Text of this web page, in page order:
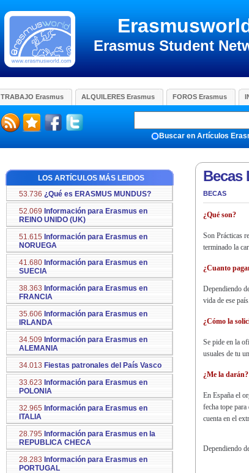
Erasmus Student
TRABAJO Erasmus ALQUILERES Erasmus FOROS Erasmus
Buscar en Artículos
LOS ARTÍCULOS MÁS LEIDOS
53.736 ¿Qué es ERASMUS MUNDUS?
52.069 Información para Erasmus en
REINO UNIDO (UK)
51.615 Información para Erasmus en
NORUEGA
41.680 Información para Erasmus en
SUECIA
38.363 Información para Erasmus en
FRANCIA
35.606 Información para Erasmus en
IRLANDA
34.509 Información para Erasmus en
ALEMANIA
34.013 Fiestas patronales del País Vasco
33.623 Información para Erasmus en
POLONIA
32.965 Información para Erasmus en
ITALIA
28.795 Información para Erasmus en la
REPUBLICA CHECA
28.283 Información para Erasmus en
PORTUGAL
Becas
BECAS
¿Qué son?
Son Prácticas
terminado la
¿Cuanto
Dependiendo
vida de ese
¿Cómo la
Se pide en la
usuales de tu
¿Me la darán?
En España el
fecha tope
cuenta en el
Dependiendo